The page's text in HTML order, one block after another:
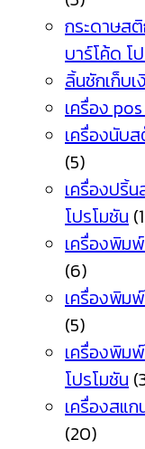
กระดาษส
บาร์โค้ด โ
ลิ้นชักเก็บเ
เครื่อง
เครื่องนับ
(5)
เครื่องปริ้
โปรโมชัน
เครื่องพิม
(6)
เครื่องพิม
(5)
เครื่องพิม
โปรโมชัน
เครื่องสแ
(20)